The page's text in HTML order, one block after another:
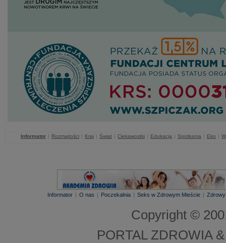
Informator | Rozmaitości | Kraj | Świat | Ciekawostki | Edukacja | Spotkania | Eko |
Informator | O nas | Poczekalnia | Seks w Zdrowym Mieście |
Copyright ©
PORTAL ZDROWIA